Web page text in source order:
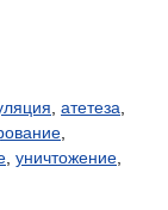
атетеза
уничтожение